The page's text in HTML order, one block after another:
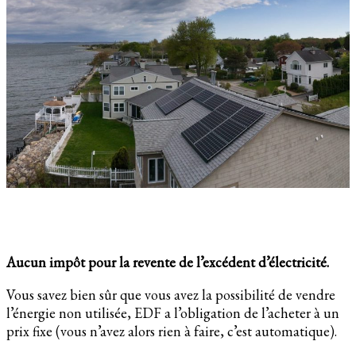
Aucun impôt pour la revente de l’excédent d’électricité.
Vous savez bien sûr que vous avez la possibilité de vendre
l’énergie non utilisée, EDF a l’obligation de l’acheter à un
prix fixe (vous n’avez alors rien à faire, c’est automatique).